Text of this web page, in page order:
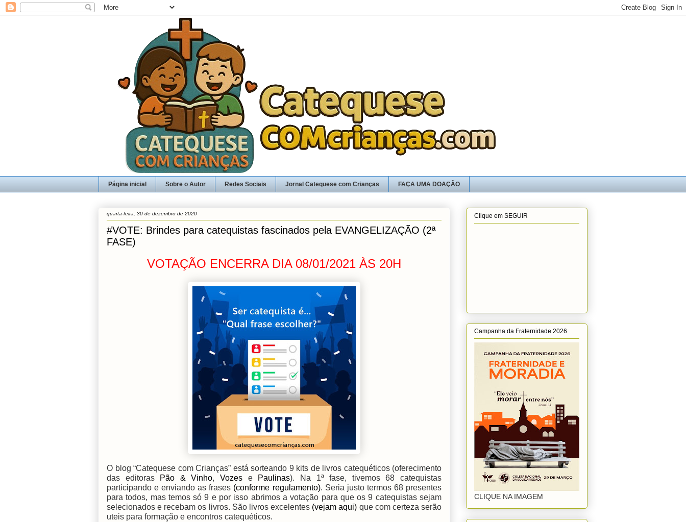
Página inicial Sobre o Autor Redes Sociais Jornal Catequese com Crianças FAÇA UMA DOAÇÃO
quarta-feira, 30 de dezembro de 2020
#VOTE: Brindes para catequistas fascinados pela EVANGELIZAÇÃO (2ª
FASE)
VOTAÇÃO ENCERRA DIA 08/01/2021 ÀS 20H
O blog “Catequese com Crianças” está sorteando 9 kits de livros catequéticos (oferecimento
das editoras
Pão & Vinho,Vozes e Paulinas). Na 1ª fase, tivemos 68 catequistas
participando e enviando as frases (conforme regulamento). Seria justo termos 68 presentes
para todos, mas temos só 9 e por isso abrimos a votação para que os 9 catequistas sejam
selecionados e recebam os livros. São livros excelentes (vejam aqui) que com certeza serão
uteis para formação e encontros catequéticos.
Clique em SEGUIR
Campanha da Fraternidade 2026
CLIQUE NA IMAGEM